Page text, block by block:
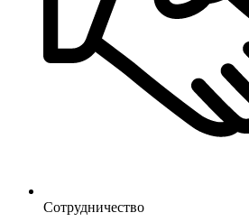
Сотрудничество